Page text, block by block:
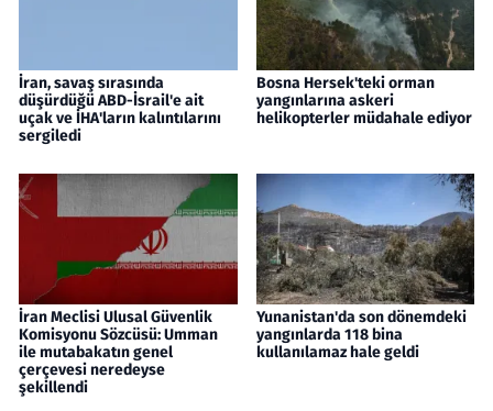
İran, savaş sırasında
düşürdüğü ABD-İsrail'e ait
uçak ve İHA'ların kalıntılarını
sergiledi
Bosna Hersek'teki orman
yangınlarına askeri
helikopterler müdahale ediyor
İran Meclisi Ulusal Güvenlik
Komisyonu Sözcüsü: Umman
ile mutabakatın genel
çerçevesi neredeyse
şekillendi
Yunanistan'da son dönemdeki
yangınlarda 118 bina
kullanılamaz hale geldi